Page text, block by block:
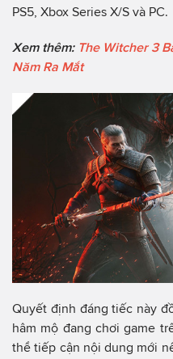
PS5, Xbox Series X/S và PC.
Xem thêm: The Witcher 3
Năm Ra Mắt
Quyết định đáng tiếc này
hâm mộ đang chơi game
thể tiếp cận nội dung mới